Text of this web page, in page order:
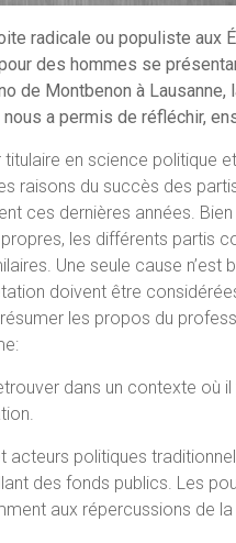
radicale ou populiste aux
des hommes se
de Montbenon à Lausanne,
a permis de réfléchir,
en science politique
raisons du succès des
ces dernières années.
les différents partis
Une seule cause n’est
doivent être
les propos du
dans un contexte où
acteurs politiques
des fonds publics. Les
aux répercussions de